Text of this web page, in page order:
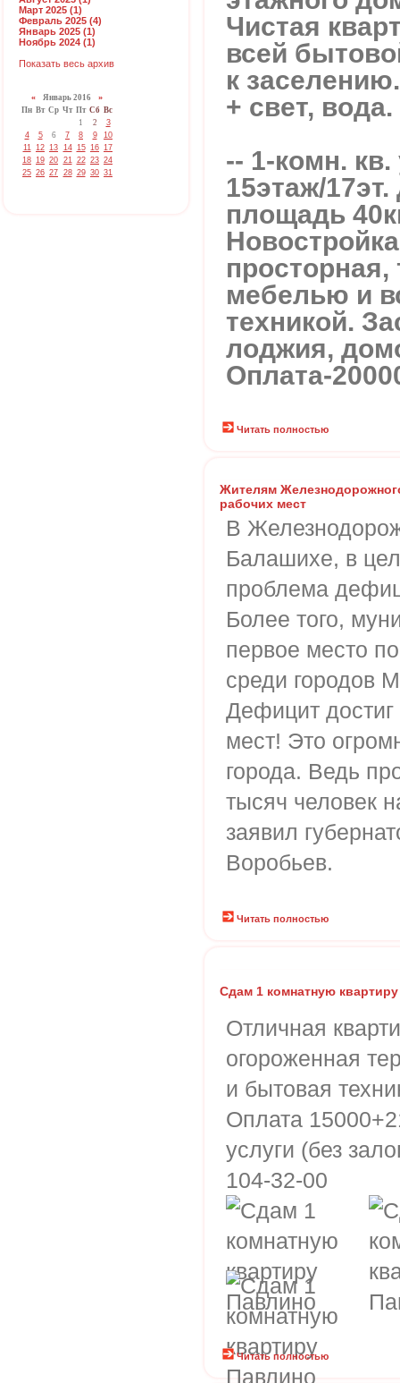
Март 2025 (1)
Февраль 2025 (4)
Январь 2025 (1)
Ноябрь 2024 (1)
Показать весь архив
« Январь 2016 »
Пн Вт Ср Чт Пт Сб Вс
1
2
3
4
5 6 7 8 9
10
11 12 13 14 15 16 17
18 19 20 21 22 23 24
25 26 27 28 29 30 31
Чистая
всей
к
+ свет, вода.
-- 1-комн.
15этаж/
площадь
просторная,
мебелью и
техникой.
лоджия,
Оплата-
Читать полностью
Жителям
рабочих мест
В
Балашихе, в
проблема
Более того,
первое место
среди городов
Дефицит
мест! Это
города. Ведь
тысяч человек
заявил
Воробьев.
Читать полностью
Сдам 1 комнатную
Отличная
огороженная
и бытовая
Оплата
услуги (без
104-32-00
Читать полностью